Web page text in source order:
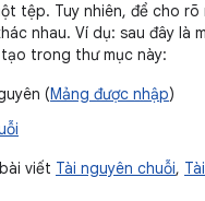
tệp. Tuy nhiên, để cho
nhau. Ví dụ: sau đây là
trong thư mục này:
(Mảng được nhập)
viết Tài nguyên chuỗi,